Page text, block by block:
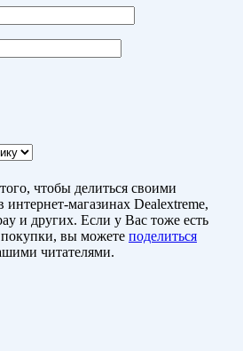
чтобы делиться своими
магазинах Dealextreme,
и других. Если у Вас тоже есть
вы можете поделиться
читателями.